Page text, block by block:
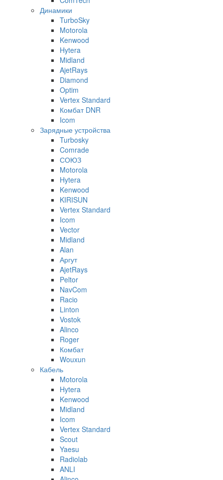
Динамики
TurboSky
Motorola
Kenwood
Hytera
Midland
AjetRays
Diamond
Optim
Vertex Standard
Комбат DNR
Icom
Зарядные устройства
Turbosky
Comrade
СОЮЗ
Motorola
Hytera
Kenwood
KIRISUN
Vertex Standard
Icom
Vector
Midland
Alan
Аргут
AjetRays
Peltor
NavCom
Racio
Linton
Vostok
Alinco
Roger
Комбат
Wouxun
Кабель
Motorola
Hytera
Kenwood
Midland
Icom
Vertex Standard
Scout
Yaesu
Radiolab
ANLI